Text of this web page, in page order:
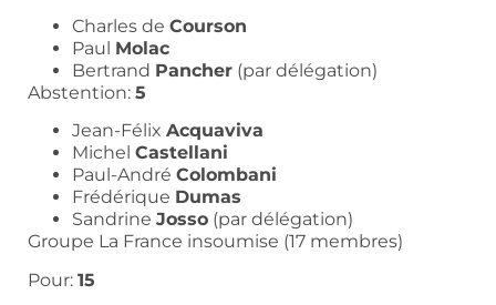
Charles de Courson
Paul Molac
Bertrand Pancher (par délégation)
Abstention: 5
Jean-Félix Acquaviva
Michel Castellani
Paul-André Colombani
Frédérique Dumas
Sandrine Josso (par délégation)
Groupe La France insoumise (17 membres)
Pour: 15